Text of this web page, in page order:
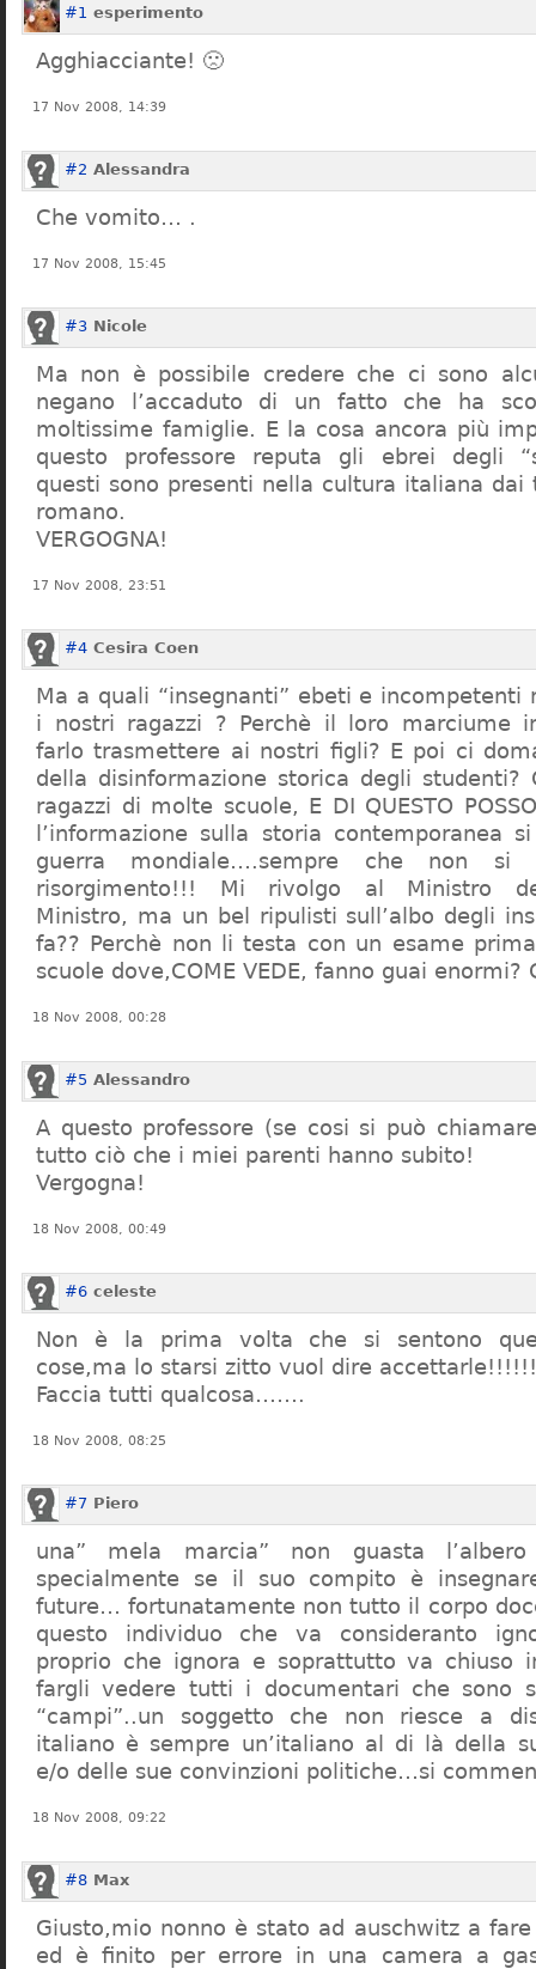
#1 esperimento
Agghiacciante! 🙁
17 Nov 2008, 14:39
#2 Alessandra
Che vomito… .
17 Nov 2008, 15:45
#3 Nicole
Ma non è possibile credere che ci sono
negano l’accaduto di un fatto che ha
moltissime famiglie. E la cosa ancora più
questo professore reputa gli ebrei degli
questi sono presenti nella cultura italiana dai
romano.
VERGOGNA!
17 Nov 2008, 23:51
#4 Cesira Coen
Ma a quali “insegnanti” ebeti e
i nostri ragazzi ? Perchè il loro marciume
farlo trasmettere ai nostri figli? E poi ci
della disinformazione storica degli
ragazzi di molte scuole, E DI QUESTO POSSO
l’informazione sulla storia contemporanea
guerra mondiale….sempre che non
risorgimento!!! Mi rivolgo al Ministro
Ministro, ma un bel ripulisti sull’albo degli
fa?? Perchè non li testa con un esame
scuole dove,COME VEDE, fanno guai enormi?
18 Nov 2008, 00:28
#5 Alessandro
A questo professore (se cosi si può
tutto ciò che i miei parenti hanno subito!
Vergogna!
18 Nov 2008, 00:49
#6 celeste
Non è la prima volta che si sentono
cose,ma lo starsi zitto vuol dire accettarle!!!!!!
Faccia tutti qualcosa…….
18 Nov 2008, 08:25
#7 Piero
una” mela marcia” non guasta
specialmente se il suo compito è
future… fortunatamente non tutto il corpo
questo individuo che va consideranto
proprio che ignora e soprattutto va chiuso
fargli vedere tutti i documentari che sono
“campi”..un soggetto che non riesce a
italiano è sempre un’italiano al di là della
e/o delle sue convinzioni politiche…si
18 Nov 2008, 09:22
#8 Max
Giusto,mio nonno è stato ad auschwitz a
ed è finito per errore in una camera a